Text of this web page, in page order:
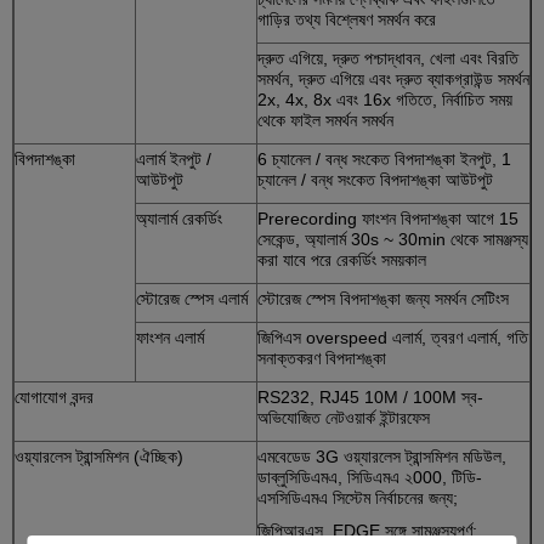
গাড়ির তথ্য বিশ্লেষণ সমর্থন করে
দ্রুত এগিয়ে, দ্রুত পশ্চাদ্ধাবন, খেলা এবং বিরতি
সমর্থন, দ্রুত এগিয়ে এবং দ্রুত ব্যাকগ্রাউন্ড সমর্থন
2x, 4x, 8x এবং 16x গতিতে, নির্বাচিত সময়
থেকে ফাইল সমর্থন সমর্থন
বিপদাশঙ্কা
এলার্ম ইনপুট /
আউটপুট
6 চ্যানেল / বন্ধ সংকেত বিপদাশঙ্কা ইনপুট, 1
চ্যানেল / বন্ধ সংকেত বিপদাশঙ্কা আউটপুট
অ্যালার্ম রেকর্ডিং
Prerecording ফাংশন বিপদাশঙ্কা আগে 15
সেকেন্ড, অ্যালার্ম 30s ~ 30min থেকে সামঞ্জস্য
করা যাবে পরে রেকর্ডিং সময়কাল
স্টোরেজ স্পেস এলার্ম স্টোরেজ স্পেস বিপদাশঙ্কা জন্য সমর্থন সেটিংস
ফাংশন এলার্ম
জিপিএস overspeed এলার্ম, ত্বরণ এলার্ম, গতি
সনাক্তকরণ বিপদাশঙ্কা
যোগাযোগ বন্দর
RS232, RJ45 10M / 100M স্ব-
অভিযোজিত নেটওয়ার্ক ইন্টারফেস
ওয়্যারলেস ট্রান্সমিশন (ঐচ্ছিক)
এমবেডেড 3G ওয়্যারলেস ট্রান্সমিশন মডিউল,
ডাব্লুসিডিএমএ, সিডিএমএ ২000, টিডি-
এসসিডিএমএ সিস্টেম নির্বাচনের জন্য;
জিপিআরএস, EDGE সঙ্গে সামঞ্জস্যপূর্ণ;